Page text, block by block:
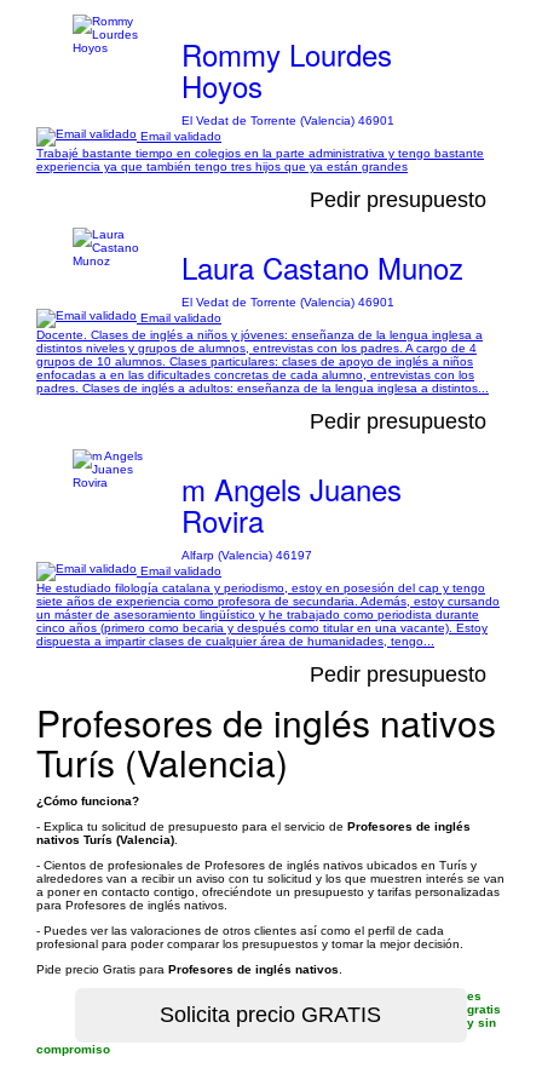
Rommy Lourdes
Hoyos
El Vedat de Torrente (Valencia) 46901
Email validado
Trabajé bastante tiempo en colegios en la parte administrativa y tengo bastante
experiencia ya que también tengo tres hijos que ya están grandes
Pedir presupuesto
Laura Castano Munoz
El Vedat de Torrente (Valencia) 46901
Email validado
Docente. Clases de inglés a niños y jóvenes: enseñanza de la lengua inglesa a
distintos niveles y grupos de alumnos, entrevistas con los padres. A cargo de 4
grupos de 10 alumnos. Clases particulares: clases de apoyo de inglés a niños
enfocadas a en las dificultades concretas de cada alumno, entrevistas con los
padres. Clases de inglés a adultos: enseñanza de la lengua inglesa a distintos...
Pedir presupuesto
m Angels Juanes
Rovira
Alfarp (Valencia) 46197
Email validado
He estudiado filología catalana y periodismo, estoy en posesión del cap y tengo
siete años de experiencia como profesora de secundaria. Además, estoy cursando
un máster de asesoramiento lingüístico y he trabajado como periodista durante
cinco años (primero como becaria y después como titular en una vacante). Estoy
dispuesta a impartir clases de cualquier área de humanidades, tengo...
Pedir presupuesto
Profesores de inglés nativos
Turís (Valencia)
¿Cómo funciona?
- Explica tu solicitud de presupuesto para el servicio de Profesores de inglés
nativos Turís (Valencia)
- Cientos de profesionales de Profesores de inglés nativos ubicados en Turís y
alrededores van a recibir un aviso con tu solicitud y los que muestren interés se van
a poner en contacto contigo, ofreciéndote un presupuesto y tarifas personalizadas
para Profesores de inglés nativos.
- Puedes ver las valoraciones de otros clientes así como el perfil de cada
profesional para poder comparar los presupuestos y tomar la mejor decisión.
Pide precio Gratis para Profesores de inglés nativos
es
gratis
y sin
compromiso